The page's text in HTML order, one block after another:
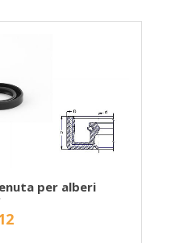
per alberi